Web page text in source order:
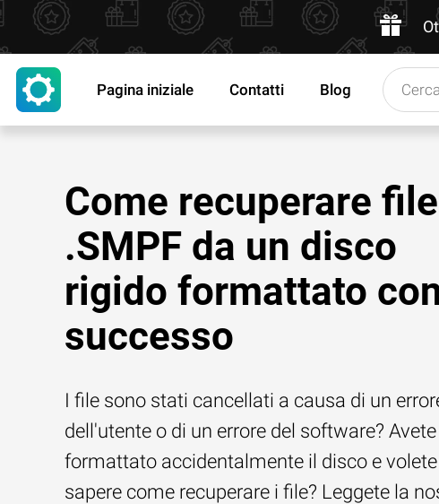
Pagina iniziale Contatti Blog
Come recuperare file
.SMPF da un disco
rigido formattato
successo
I file sono stati cancellati a causa di un
dell'utente o di un errore del software? Avete
formattato accidentalmente il disco e volete
sapere come recuperare i file? Leggete la